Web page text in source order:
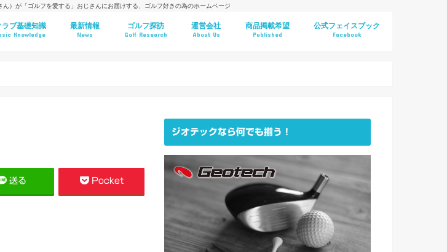
）が「ゴルフを愛する」おじさんにお届けする、ゴルフ好きの為のホームページ
ラブ基礎知識
Knowledge
最新情報
News
ゴルフ探訪
Golf Research
運営会社
About Us
商品掲載希望
Published
公式フェイスブック
Facebook
送る Pocket
ジオテックなら何でも揃う！